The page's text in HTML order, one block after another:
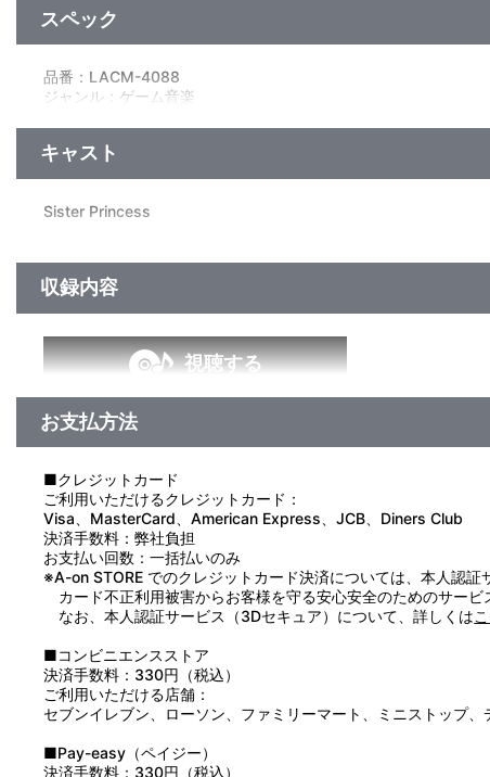
スペック
品番：LACM-4088
ジャンル：ゲーム音楽
キャスト
Sister Princess
収録内容
視聴する
＜収録曲＞
2：夢のかけら
3：ＬＯＶＥ ＦＬＯＷＥＲＳ （ｏｆｆ ｖｏｃａｌ）
4：夢のかけら （ｏｆｆ ｖｏｃａｌ）
お支払方法
■クレジットカード
ご利用いただけるクレジットカード：
Visa、MasterCard、American Express、JCB、Diners Club
決済手数料：弊社負担
お支払い回数：一括払いのみ
※A-on STORE でのクレジットカード決済については、本人認
カード不正利用被害からお客様を守る安心安全のためのサービ
なお、本人認証サービス（3Dセキュア）について、詳しくは
■コンビニエンスストア
決済手数料：330円（税込）
ご利用いただける店舗：
セブンイレブン、ローソン、ファミリーマート、ミニストップ
■Pay-easy（ペイジー）
決済手数料：330円（税込）